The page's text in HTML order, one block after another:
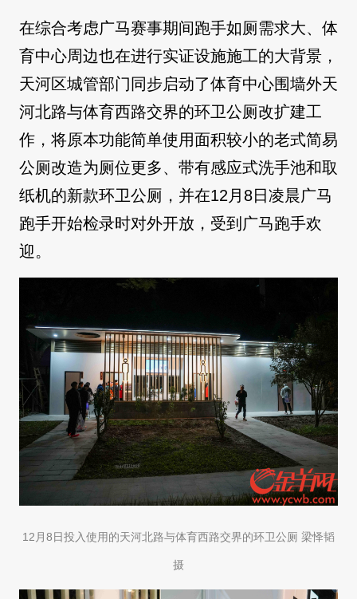
在综合考虑广马赛事期间跑手如厕需求大、体
育中心周边也在进行实证设施施工的大背景，
天河区城管部门同步启动了体育中心围墙外天
河北路与体育西路交界的环卫公厕改扩建工
作，将原本功能简单使用面积较小的老式简易
公厕改造为厕位更多、带有感应式洗手池和取
纸机的新款环卫公厕，并在12月8日凌晨广马
跑手开始检录时对外开放，受到广马跑手欢
迎。
12月8日投入使用的天河北路与体育西路交界的环卫公厕 梁怿韬
摄